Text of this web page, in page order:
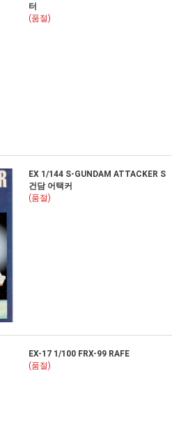
터
(품절)
EX 1/144 S-GUNDAM ATTACKER S
건담 어택커
(품절)
EX-17 1/100 FRX-99 RAFE
(품절)